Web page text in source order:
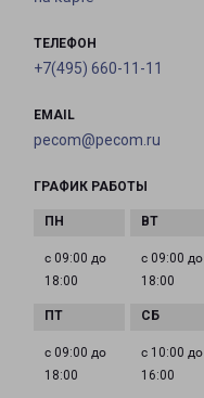
ТЕЛЕФОН
+7(495) 660-11-11
EMAIL
pecom@pecom.ru
ГРАФИК РАБОТЫ
с 09:00 до
18:00
с 09:00 до
18:00
с 09:00 до
18:00
с 10:00 до
16:00